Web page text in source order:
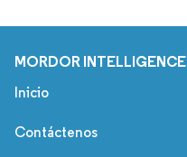
MORDOR INTELLIGENCE
Inicio
Contáctenos